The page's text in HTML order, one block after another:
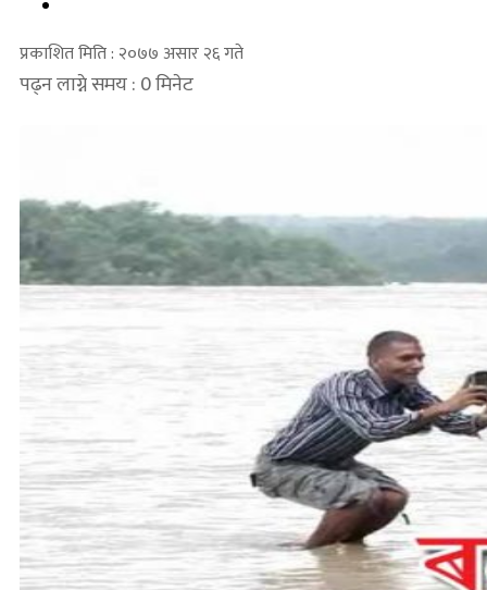
प्रकाशित मिति : २०७७ असार २६ गते
पढ्न लाग्ने समय : 0 मिनेट